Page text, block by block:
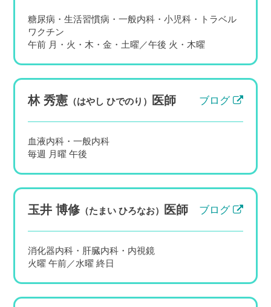
【2026年夏】健診で「メタボ」「腹囲
オーバー」と言われたら｜内臓脂肪
は“夏”に落とす・3%減量で変わる血
圧・血糖・脂質【田園調布・多摩川】
皆さま、こんにちは。竹内内科小児科医院 院
て、「腹囲が基準を超えています」「メタボ
糖尿病・生活習慣病・一般内科・小児科・トラベル
ワクチン
午前 月・火・木・金・土曜／午後 火・木曜
林 秀憲 （はやし ひでのり） 医師 ブログ
血液内科・一般内科
毎週 月曜 午後
玉井 博修（たまい ひろなお） 医師 ブログ
消化器内科・肝臓内科・内視鏡
火曜 午前／水曜 終日